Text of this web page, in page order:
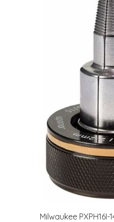
Milwaukee